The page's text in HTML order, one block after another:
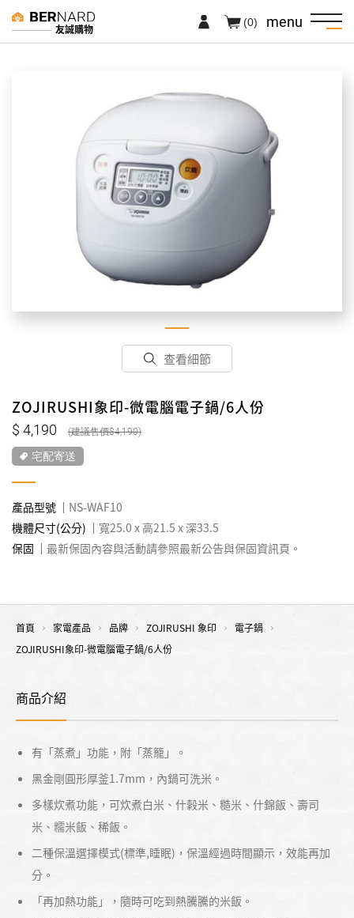
友誠購物 menu
(0)
查看細節
ZOJIRUSHI象印-微電腦電子鍋/6人份
4,190 4,190
宅配寄送
產品型號
NS-WAF10
機體尺寸(公分)
寬25.0 x 高21.5 x 深33.5
保固
最新保固內容與活動請參照最新公告與保固資訊頁。
首頁 家電產品 品牌 ZOJIRUSHI 象印
電子鍋
ZOJIRUSHI象印-微電腦電子鍋/6人份
商品介紹
有「蒸煮」功能，附「蒸籠」。
黑金剛圓形厚釜1.7mm，內鍋可洗米。
多樣炊煮功能，可炊煮白米、什榖米、糙米、什錦飯、壽司
米、糯米飯、稀飯。
二種保溫選擇模式(標準,睡眠)，保溫經過時間顯示，效能再加
分。
「再加熱功能」，隨時可吃到熱騰騰的米飯。